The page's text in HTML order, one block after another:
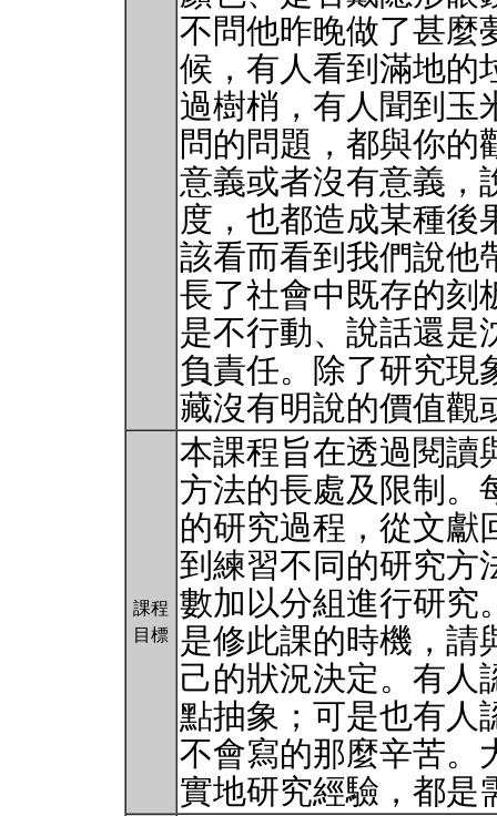
不問他昨晚做了甚麼
候，有人看到滿地的
過樹梢，有人聞到玉
問的問題，都與你的
意義或者沒有意義，
度，也都造成某種後
該看而看到我們說他
長了社會中既存的刻
是不行動、說話還是
負責任。除了研究現
藏沒有明說的價值觀
課程
目標
本課程旨在透過閱讀
方法的長處及限制。
的研究過程，從文獻
到練習不同的研究方
數加以分組進行研究
是修此課的時機，請
己的狀況決定。有人
點抽象；可是也有人
不會寫的那麼辛苦。
實地研究經驗，都